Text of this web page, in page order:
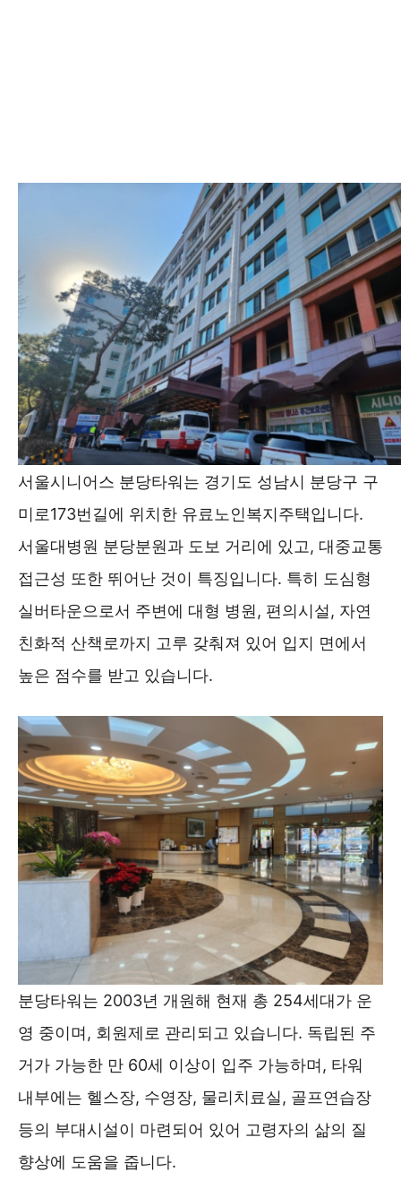
서울시니어스 분당타워는 경기도 성남시 분당구 구
미로173번길에 위치한 유료노인복지주택입니다.
서울대병원 분당분원과 도보 거리에 있고, 대중교통
접근성 또한 뛰어난 것이 특징입니다. 특히 도심형
실버타운으로서 주변에 대형 병원, 편의시설, 자연
친화적 산책로까지 고루 갖춰져 있어 입지 면에서
높은 점수를 받고 있습니다.
분당타워는 2003년 개원해 현재 총 254세대가 운
영 중이며, 회원제로 관리되고 있습니다. 독립된 주
거가 가능한 만 60세 이상이 입주 가능하며, 타워
내부에는 헬스장, 수영장, 물리치료실, 골프연습장
등의 부대시설이 마련되어 있어 고령자의 삶의 질
향상에 도움을 줍니다.